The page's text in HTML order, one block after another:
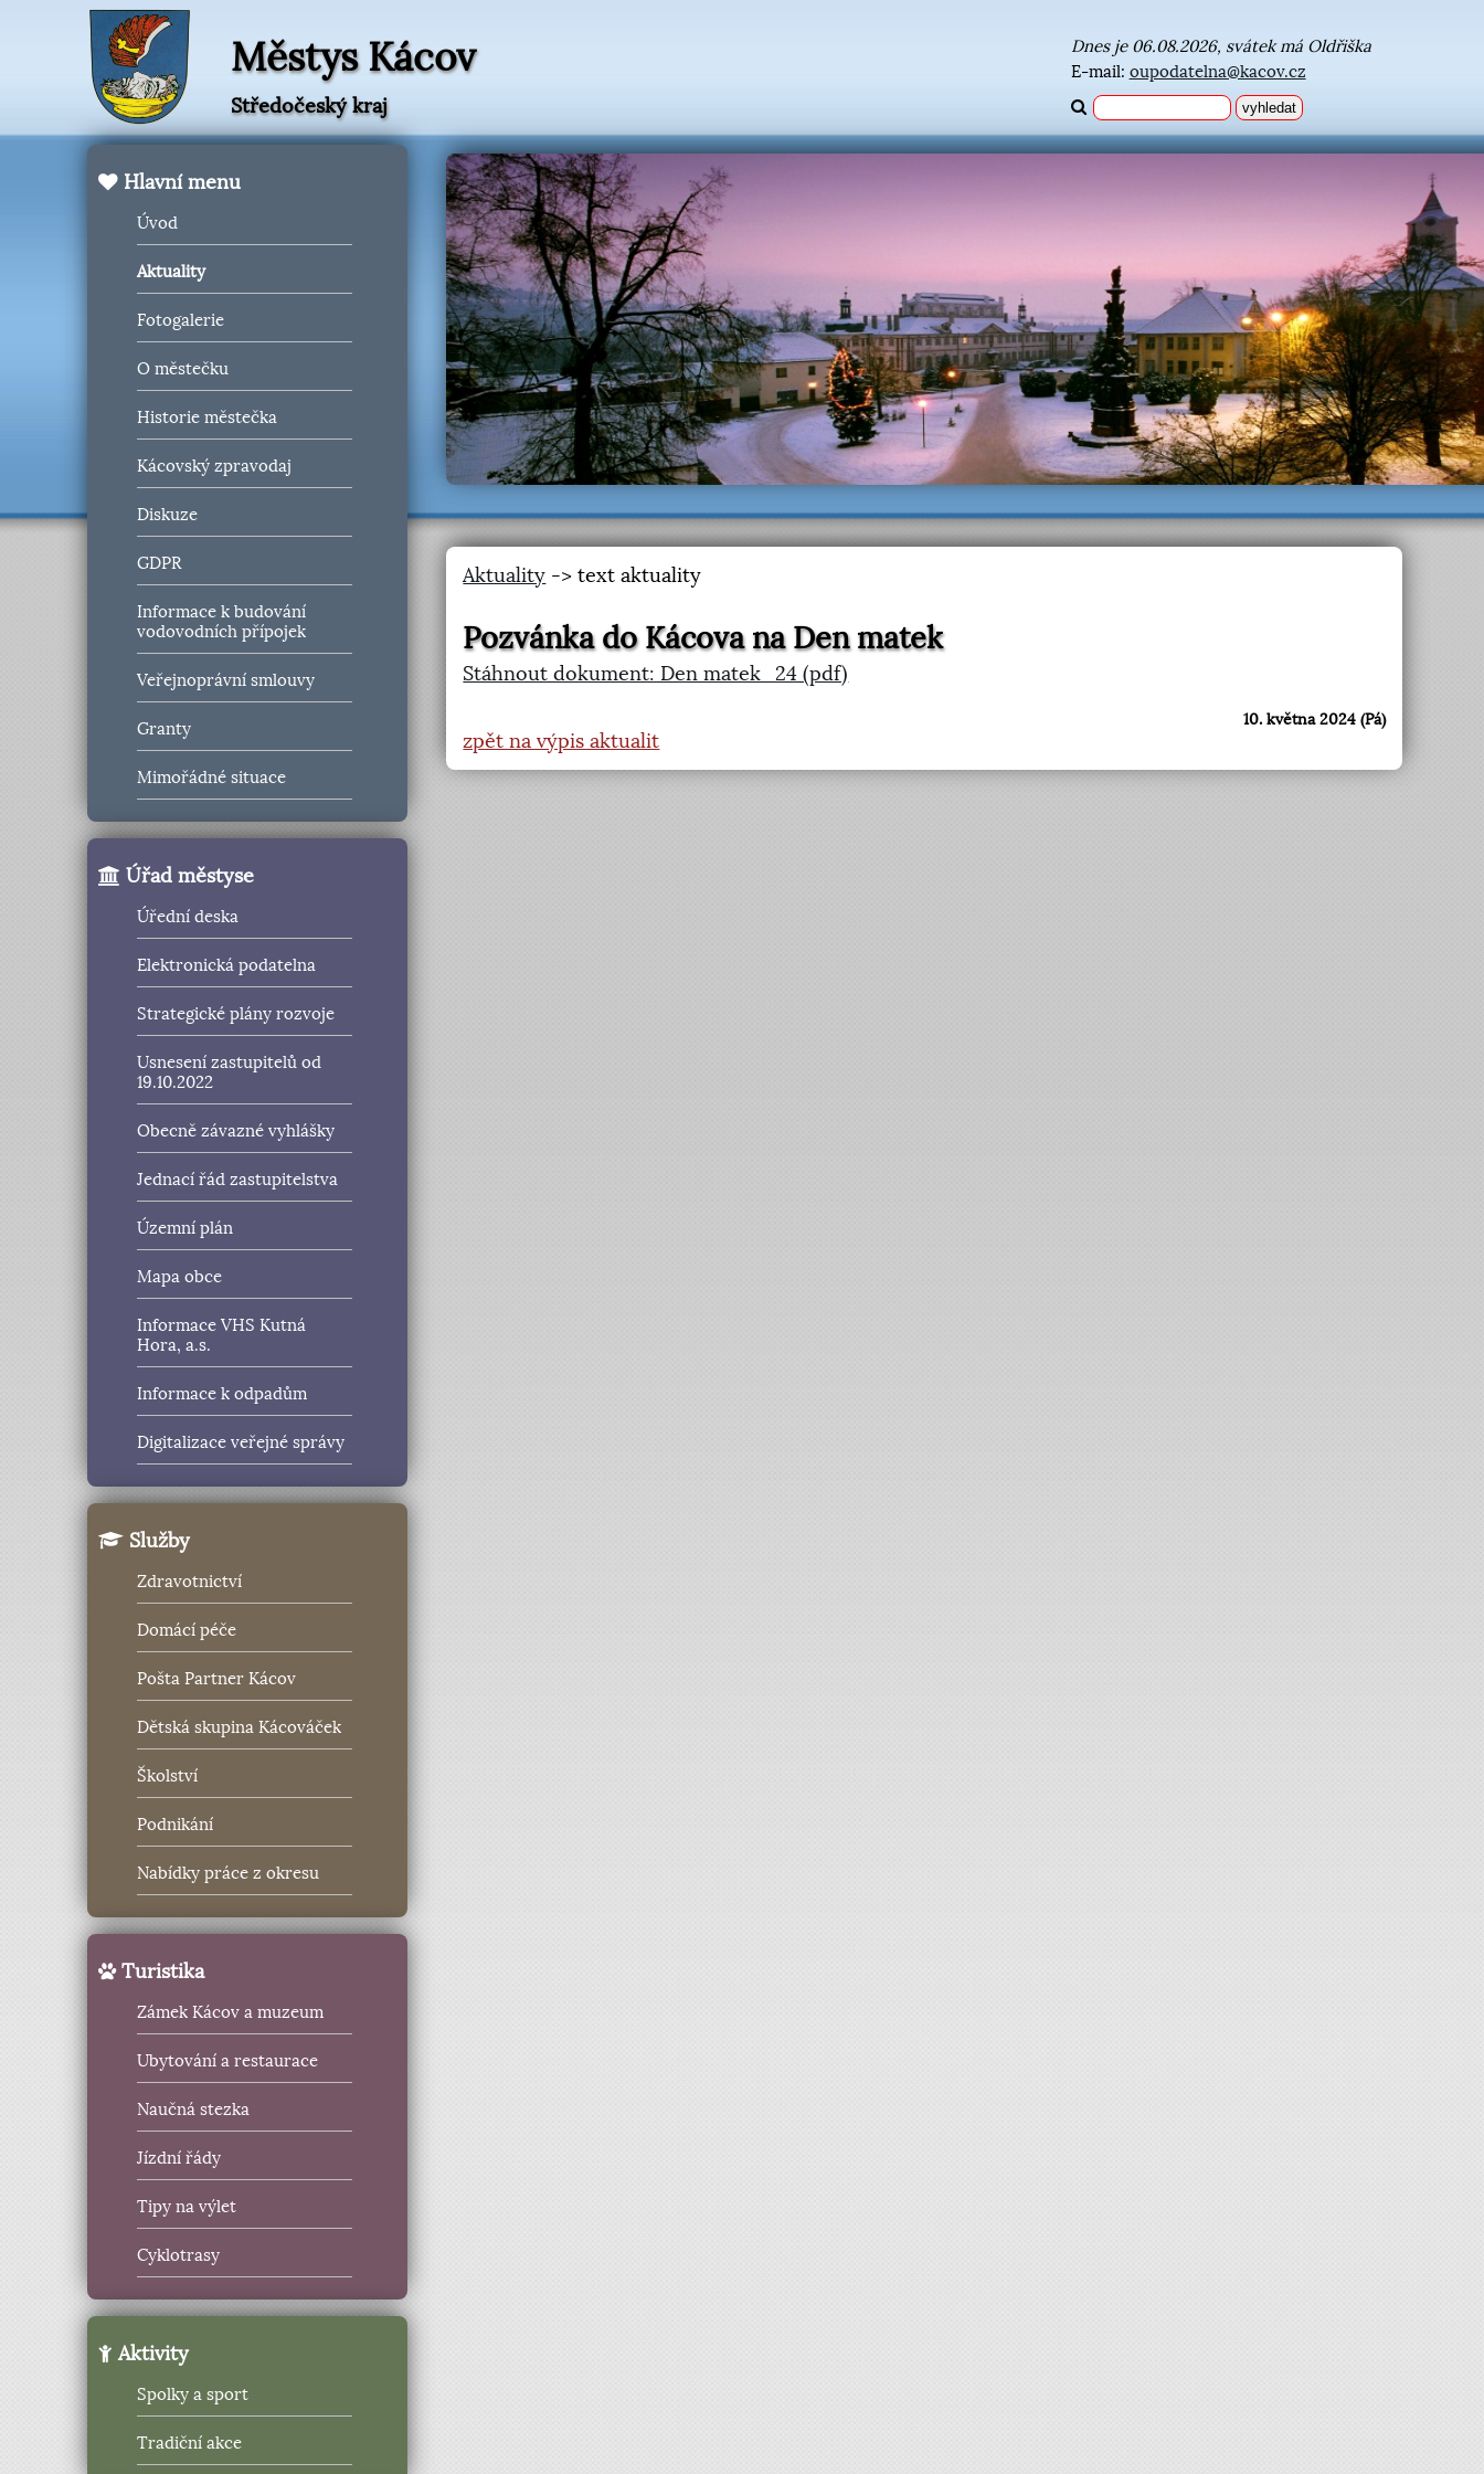
Městys Kácov
Středočeský kraj
Dnes je 06.08.2026, svátek má Oldřiška
E-mail: oupodatelna@kacov.cz
Hlavní menu
Úvod
Aktuality
Fotogalerie
O městečku
Historie městečka
Kácovský zpravodaj
Diskuze
GDPR
Informace k budování
vodovodních přípojek
Veřejnoprávní smlouvy
Granty
Mimořádné situace
Úřad městyse
Úřední deska
Elektronická podatelna
Strategické plány rozvoje
Usnesení zastupitelů od
19.10.2022
Obecně závazné vyhlášky
Jednací řád zastupitelstva
Územní plán
Mapa obce
Informace VHS Kutná
Hora, a.s.
Informace k odpadům
Digitalizace veřejné správy
Služby
Zdravotnictví
Domácí péče
Pošta Partner Kácov
Dětská skupina Kácováček
Školství
Podnikání
Nabídky práce z okresu
Turistika
Zámek Kácov a muzeum
Ubytování a restaurace
Naučná stezka
Jízdní řády
Tipy na výlet
Cyklotrasy
Aktivity
Spolky a sport
Tradiční akce
Aktuality -> text aktuality
Pozvánka do Kácova na Den matek
Stáhnout dokument: Den matek_24 (pdf)
10. května 2024 (Pá)
zpět na výpis aktualit